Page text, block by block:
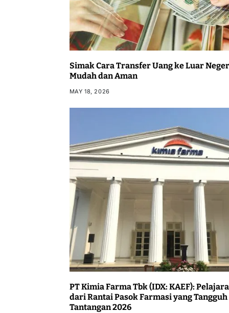
Simak Cara Transfer Uang ke Luar
Mudah dan Aman
MAY 18, 2026
PT Kimia Farma Tbk (IDX: KAEF):
dari Rantai Pasok Farmasi yang Tangguh
Tantangan 2026